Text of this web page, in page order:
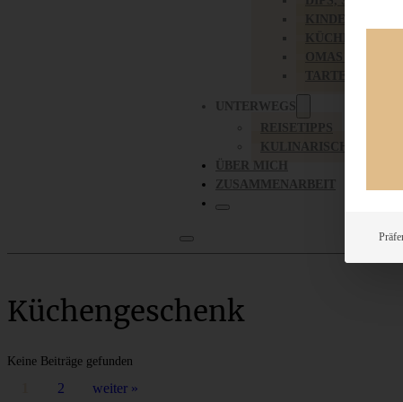
UNTERWEGS
REISETIPPS
KULINARISCH
ÜBER MICH
ZUSAMMENARBEIT
Küchengeschenk
Keine Beiträge gefunden
2 weiter »